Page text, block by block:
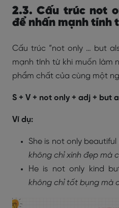
2.3. Cấu trúc not
để nhấn mạnh tính
Cấu trúc “not only … but
mạnh tính từ khi muốn làm
phẩm chất của cùng một
S + V + not only + adj + but
Ví dụ:
She is not only
không chỉ xinh đẹp mà
He is not only kind
không chỉ tốt bụng mà